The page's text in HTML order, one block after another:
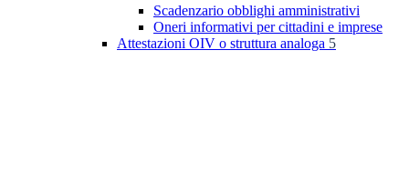
Scadenzario obblighi amministrativi
Oneri informativi per cittadini e imprese
Attestazioni OIV o struttura analoga 5